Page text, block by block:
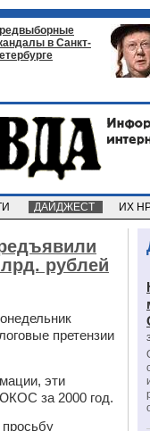
в Санкт-
ДАЙДЖЕСТ ИХ
рублей
претензии
эти
за 2000 год.